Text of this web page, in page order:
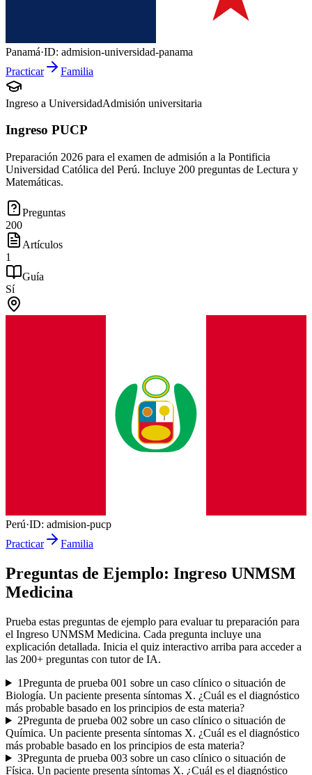
Panamá·ID: admision-universidad-panama
Practicar
Familia
Ingreso a UniversidadAdmisión universitaria
Ingreso PUCP
Preparación 2026 para el examen de admisión a la Pontificia
Universidad Católica del Perú. Incluye 200 preguntas de Lectura y
Matemáticas.
Preguntas
200
Artículos
1
Guía
Sí
Perú·ID: admision-pucp
Practicar
Familia
Preguntas de Ejemplo: Ingreso UNMSM
Medicina
Prueba estas preguntas de ejemplo para evaluar tu preparación para
el Ingreso UNMSM Medicina. Cada pregunta incluye una
explicación detallada. Inicia el quiz interactivo arriba para acceder a
las 200+ preguntas con tutor de IA.
1Pregunta de prueba 001 sobre un caso clínico o situación de
Biología. Un paciente presenta síntomas X. ¿Cuál es el diagnóstico
más probable basado en los principios de esta materia?
2Pregunta de prueba 002 sobre un caso clínico o situación de
Química. Un paciente presenta síntomas X. ¿Cuál es el diagnóstico
más probable basado en los principios de esta materia?
3Pregunta de prueba 003 sobre un caso clínico o situación de
Física. Un paciente presenta síntomas X. ¿Cuál es el diagnóstico